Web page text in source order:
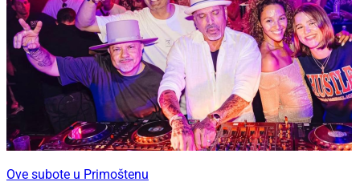
Ove subote u Primoštenu